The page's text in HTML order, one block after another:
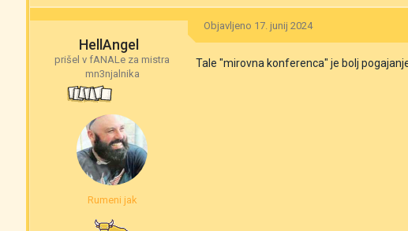
HellAngel
prišel v fANALe za mistra
mn3njalnika
Rumeni jak
Objavljeno 17. junij 2024
Tale "mirovna konferenca" je bolj